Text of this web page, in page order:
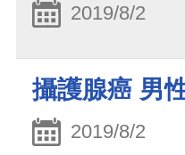
2019/8/2
攝護腺癌 男
2019/8/2